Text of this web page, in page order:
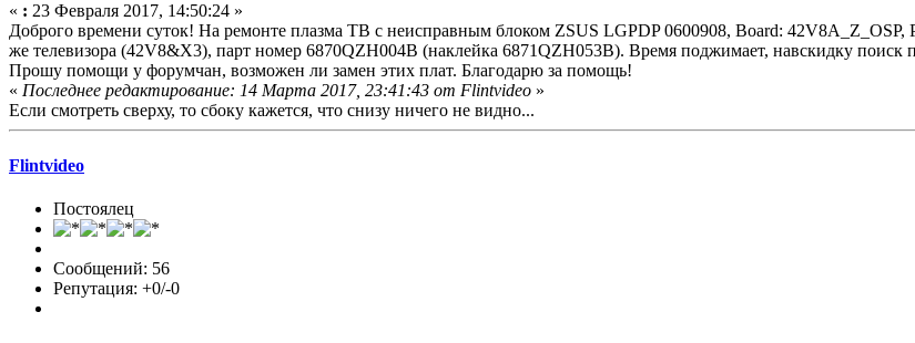
« : 23 Февраля 2017, 14:50:24 »
Доброго времени суток! На ремонте плазма ТВ с неисправным блоком ZSUS LGPDP 0600908, Board:
же телевизора (42V8&X3), парт номер 6870QZH004B (наклейка 6871QZH053B). Время поджимает, навскидку поиск
Прошу помощи у форумчан, возможен ли замен этих плат. Благодарю за помощь!
« Последнее редактирование: 14 Марта 2017, 23:41:43 от Flintvideo »
Если смотреть сверху, то сбоку кажется, что снизу ничего не видно...
Flintvideo
Постоялец
Сообщений: 56
Репутация: +0/-0